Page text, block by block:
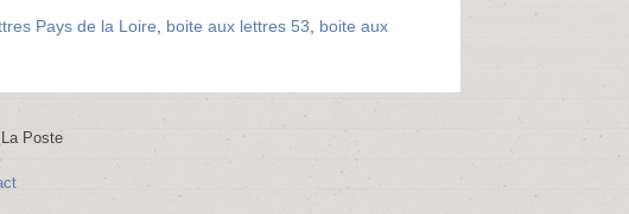
Pays de la Loire, boite aux lettres 53, boite aux
Poste